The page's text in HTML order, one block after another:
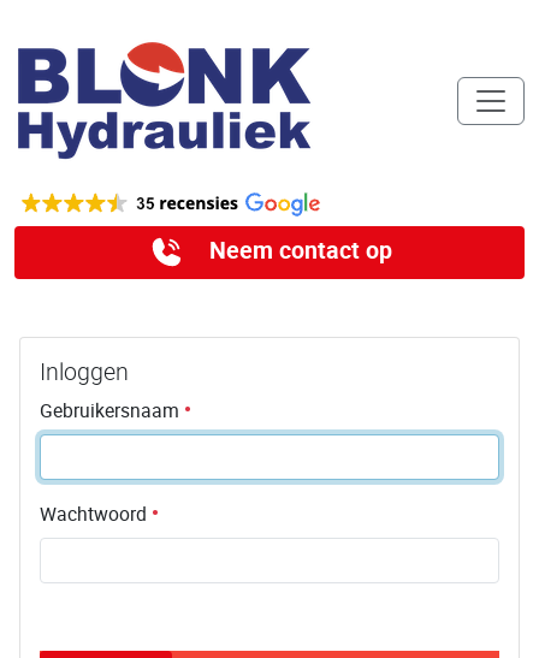
Neem contact op
Inloggen
Gebruikersnaam
Wachtwoord